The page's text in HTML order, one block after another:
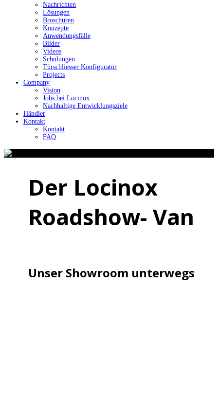
Nachrichten
Lösungen
Broschüren
Konzepte
Anwendungsfälle
Bilder
Videos
Schulungen
Türschliesser Konfigurator
Projects
Company
Vision
Jobs bei Locinox
Nachhaltige Entwicklungsziele
Händler
Kontakt
Kontakt
FAQ
Der Locinox
Roadshow- Van
Unser Showroom unterwegs